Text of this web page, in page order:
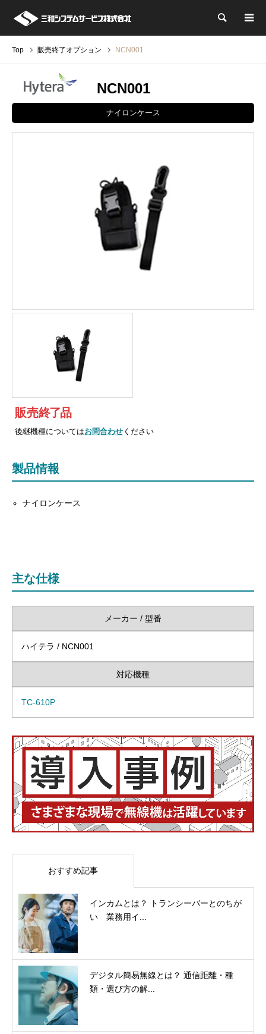
検索
Top 販売終了オプション NCN001
NCN001
ナイロンケース
販売終了品
後継機種についてはお問合わせ ください
製品情報
ナイロンケース
主な仕様
メーカー / 型番
ハイテラ / NCN001
対応機種
TC-610P
おすすめ記事
インカムとは？ トランシーバーとのちが
い 業務用イ...
デジタル簡易無線とは？ 通信距離・種
類・選び方の解...